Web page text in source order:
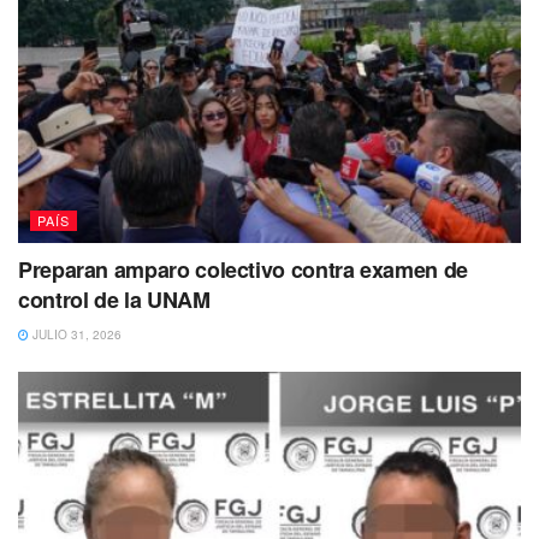
transferencia, que fue impugnado por senadores de
oposición.
“Éste se opone al texto del artículo 21
que, como una garantía del carácter
civil de la Guardia Nacional, incorpora
expresamente que ésta deberá quedar
incorporada a la dependencia del ramo
de la Seguridad Pública”, consideró el
ministro ponente.
PAÍS
Preparan amparo colectivo contra examen de
control de la UNAM
JULIO 31, 2026